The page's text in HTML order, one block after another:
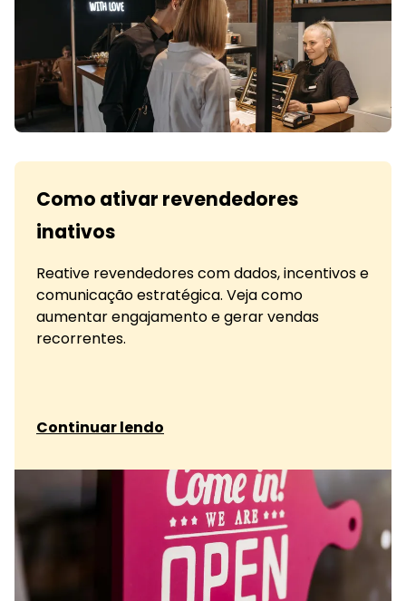
Como ativar revendedores
inativos
Reative revendedores com dados, incentivos e
comunicação estratégica. Veja como
aumentar engajamento e gerar vendas
recorrentes.
Continuar lendo